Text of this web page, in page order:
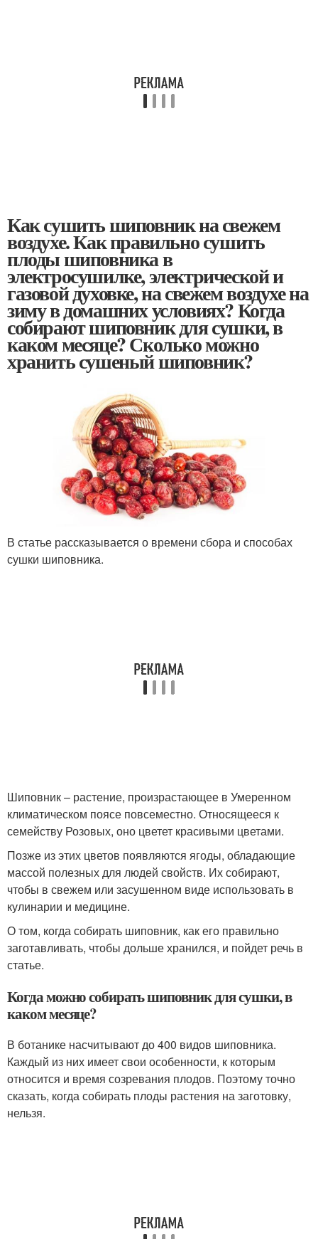
Как сушить шиповник на свежем
воздухе. Как правильно сушить
плоды шиповника в
электросушилке, электрической и
газовой духовке, на свежем воздухе на
зиму в домашних условиях? Когда
собирают шиповник для сушки, в
каком месяце? Сколько можно
хранить сушеный шиповник?
В статье рассказывается о времени сбора и способах
сушки шиповника.
Шиповник – растение, произрастающее в Умеренном
климатическом поясе повсеместно. Относящееся к
семейству Розовых, оно цветет красивыми цветами.
Позже из этих цветов появляются ягоды, обладающие
массой полезных для людей свойств. Их собирают,
чтобы в свежем или засушенном виде использовать в
кулинарии и медицине.
О том, когда собирать шиповник, как его правильно
заготавливать, чтобы дольше хранился, и пойдет речь в
статье.
Когда можно собирать шиповник для сушки, в
каком месяце?
В ботанике насчитывают до 400 видов шиповника.
Каждый из них имеет свои особенности, к которым
относится и время созревания плодов. Поэтому точно
сказать, когда собирать плоды растения на заготовку,
нельзя.